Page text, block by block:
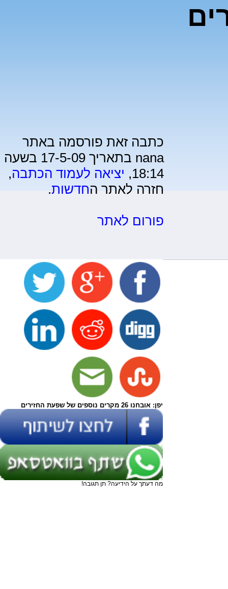
מקרים
כתבה זאת פורסמה באתר
nana בתאריך 17-5-09 בשעה
18:14, יציאה לעמוד הכתבה,
חזרה לאתר החדשות.
פורום לאתר
יפן: אובחנו 26 מקרים נוספים של שפעת החזירים
מה דעתך על הידיעה? תן תגובה!